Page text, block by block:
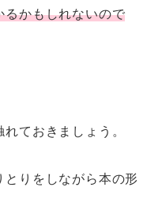
るかもしれないので
ておきましょう。
りをしながら本の形